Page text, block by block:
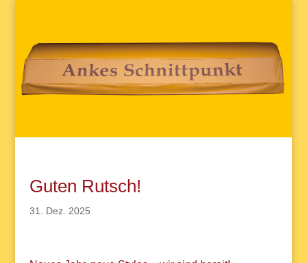
Guten Rutsch!
31. Dez. 2025